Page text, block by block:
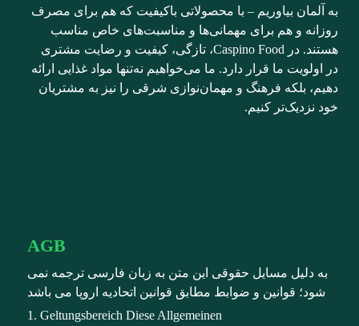
به آلمان بیاوریم – با محصولاتی باکیفیت که هم برای مصرف
روزانه و هم برای مهمانی‌ها و مناسبت‌های خاص مناسب
هستند. در Caspino Food، تازگی، کیفیت و رضایت مشتری
در اولویت ما قرار دارد. ما می‌خواهیم نه‌تنها مواد غذایی ارائه
دهیم، بلکه فرهنگ و مهمان‌نوازی شرقی را نیز به مشتریان
خود نزدیک‌تر کنیم.
AGB
به دلیل مسایل حقوقی این متن به زبان فارسی ترجمه نمی
شود؛ قوانین و ضوابط مطابق قوانین اتحادیه اروپا می باشد
1. Geltungsbereich Diese Allgemeinen